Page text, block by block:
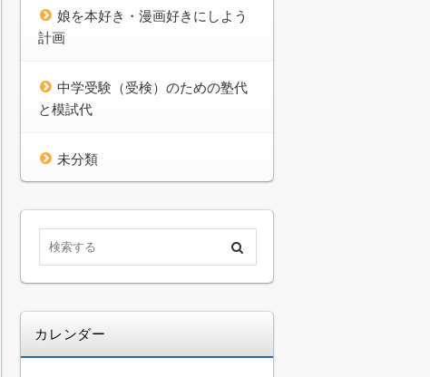
娘を本好き・漫画好きにしよう
計画
中学受験（受検）のための塾代
と模試代
未分類
カレンダー